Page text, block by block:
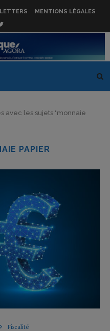
MENTIONS LÉGALES
avec les sujets "monnaie
PAPIER
Fiscalité